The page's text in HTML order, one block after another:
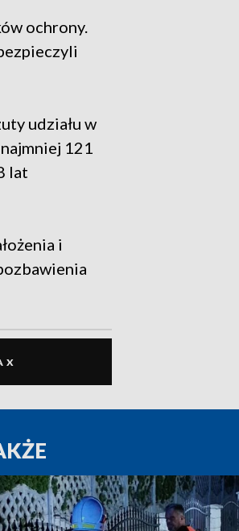
ochrony.
udziału w
121
lat
i
X